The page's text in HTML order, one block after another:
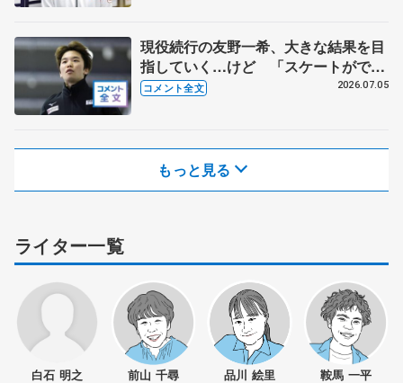
現役続行の友野一希、大きな結果を目
指していく…けど 「スケートができ
る喜びが演技に表れたら満足かな」
コメント全文 2026.07.05
もっと見る
ライター一覧
白石 明之 前山 千尋 品川 絵里 鞍馬 一平